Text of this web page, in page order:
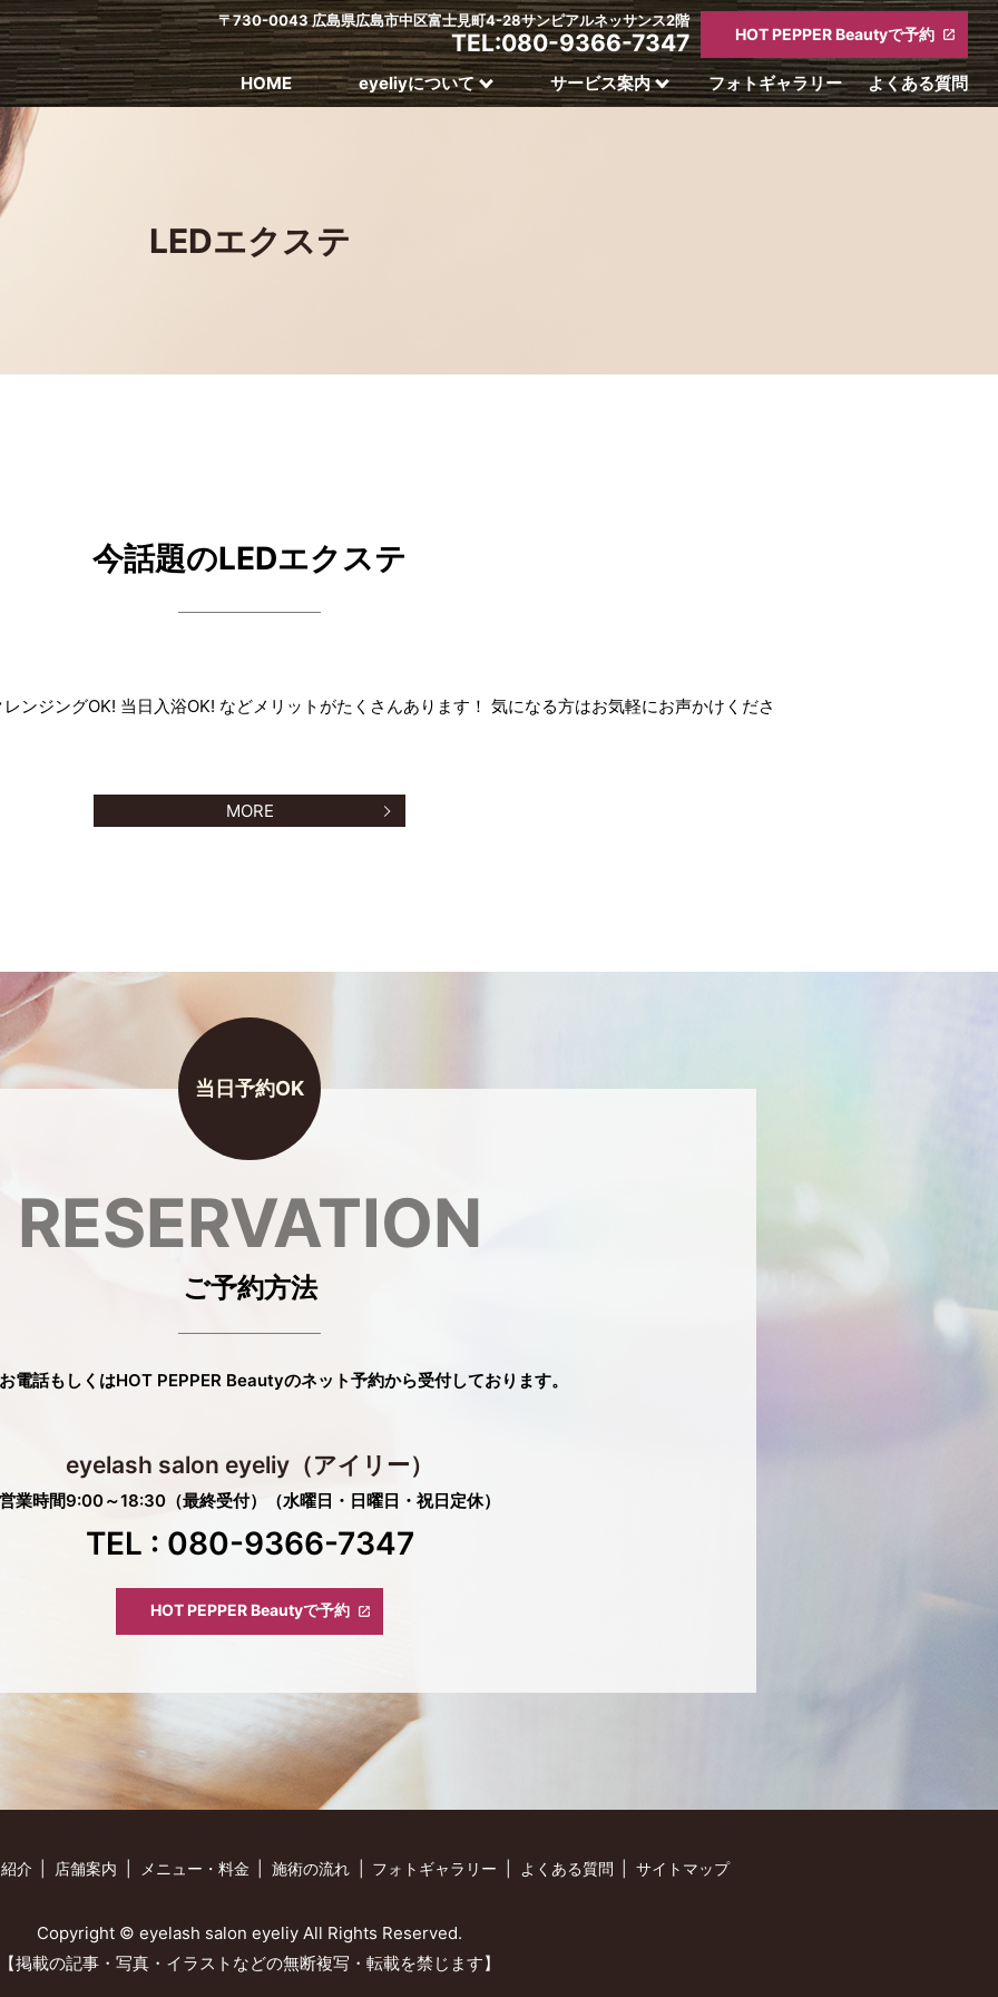
〒730-0043 広島県広島市中区富士見町4-28サンピアルネッサンス2階
TEL:080-9366-7347 HOT PEPPER Beautyで予約
HOME eyeliyについて サービス案内 フォトギャラリー よくある質問
LEDエクステ
今話題のLEDエクステ
ンジングOK! 当日入浴OK! などメリットがたくさんあります！ 気になる方はお気軽にお声かけくださ
MORE
RESERVATION
ご予約方法
電話もしくはHOT PEPPER Beautyのネット予約から受付しております。
eyelash salon eyeliy （アイリー）
営業時間9:00～18:30（最終受付） （水曜日・日曜日・祝日定休）
TEL : 080-9366-7347
HOT PEPPER Beautyで予約
介 店舗案内 メニュー・料金 施術の流れ フォトギャラリー よくある質問 サイトマップ
Copyright © eyelash salon eyeliy All Rights Reserved.
【掲載の記事・写真・イラストなどの無断複写・転載を禁じます】